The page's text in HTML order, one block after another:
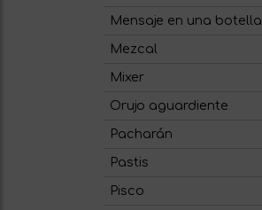
Mensaje en una botella
Mezcal
Mixer
Orujo aguardiente
Pacharán
Pastis
Pisco